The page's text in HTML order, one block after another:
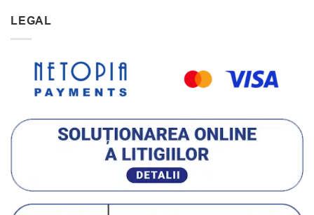
LEGAL